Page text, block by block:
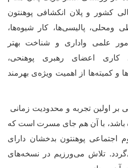
کشور و پلان انکشافی پوهنتون
ومحلی، پالیسیها، کار شیوه‌ها،
علمی واداری و شناخت بهتر
کاری اعضای رهبری پوهنحی،
و کمیته‌ها از اهمیت ویژهی بهرمند
بر اولین تجربه و محدودیت زمانی
باشد، با آن هم جای مسرت است که
اجتماعی پوهنتون بدخشان دارای
گردد. تلاش می‌ورزیم در نسخههای